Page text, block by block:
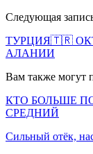
Следующая
ТУРЦИЯ🇹🇷
АЛАНИИ
Вам также могут
КТО БОЛЬШЕ
СРЕДНИЙ
Сильный отёк,